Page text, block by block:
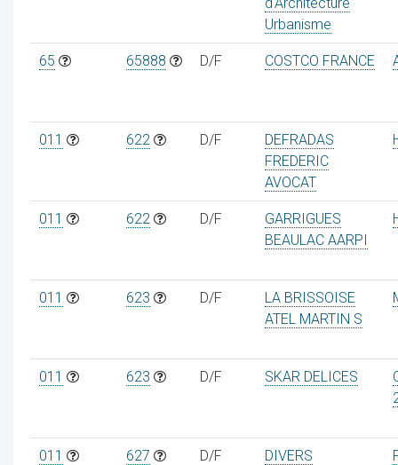
Urbanisme
65 65888 D/F COSTCO FRANCE
011 622 D/F
DEFRADAS
FREDERIC
AVOCAT
011 622 D/F
GARRIGUES
BEAULAC AARPI
011 623 D/F
LA BRISSOISE
ATEL MARTIN S
011 623 D/F SKAR DELICES
011 627 D/F
DIVERS